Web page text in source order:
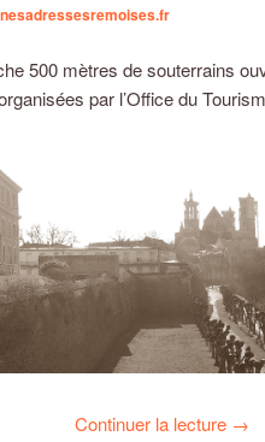
500 mètres de souterrains
par l’Office du
Continuer la lecture →